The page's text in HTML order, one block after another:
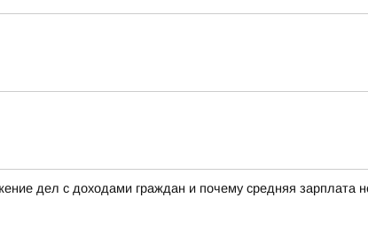
дел с доходами граждан и почему средняя зарплата